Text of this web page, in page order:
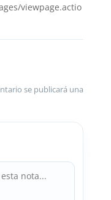
viewpage.actio
se publicará una